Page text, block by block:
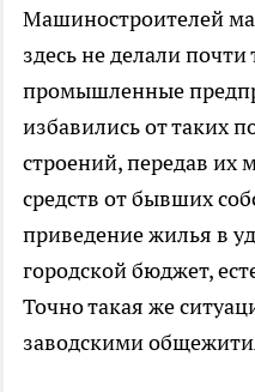
Машиностроителей
здесь не делали
промышленные
избавились от таких
строений, передав их
средств от бывших
приведение жилья в
городской бюджет,
Точно такая же
заводскими